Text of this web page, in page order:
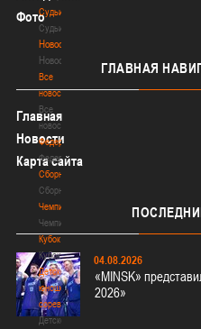
Судьи
Судьи
Новости
Новости
Все
новости
Все
новости
Федерация
Федерация
Сборные
Сборные
Чемпионат
Чемпионат
Кубок
Кубок
Детско-
юношеские
соревнования
Детско-
Фото
ГЛАВНАЯ
Главная
Новости
Карта сайта
04.08.2026
«MINSK»
2026»